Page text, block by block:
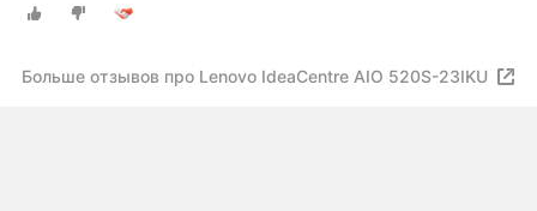
Больше отзывов про Lenovo IdeaCentre AIO 520S-23IKU